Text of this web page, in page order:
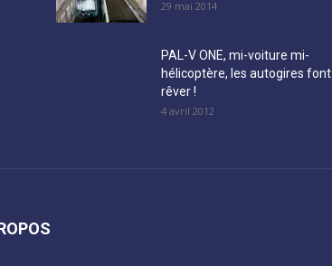
29 mai 2014
PAL-V ONE, mi-voiture mi-
hélicoptère, les autogires font
rêver !
4 avril 2012